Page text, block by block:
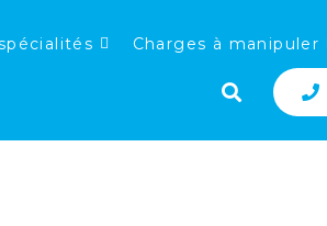
Charges à manipuler